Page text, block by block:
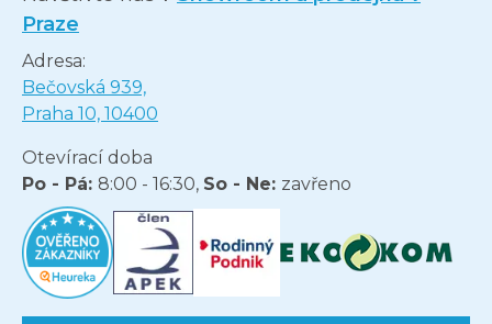
Praze
Adresa:
Bečovská 939,
Praha 10, 10400
Otevírací doba
Po - Pá: 8:00 - 16:30, So - Ne: zavřeno